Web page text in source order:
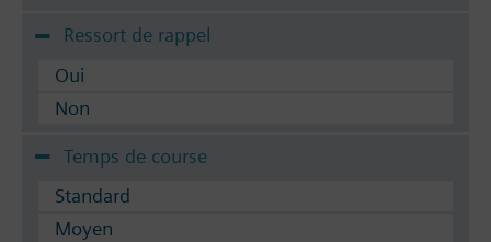
Ressort de rappel
Oui
Non
Temps de course
Standard
Moyen